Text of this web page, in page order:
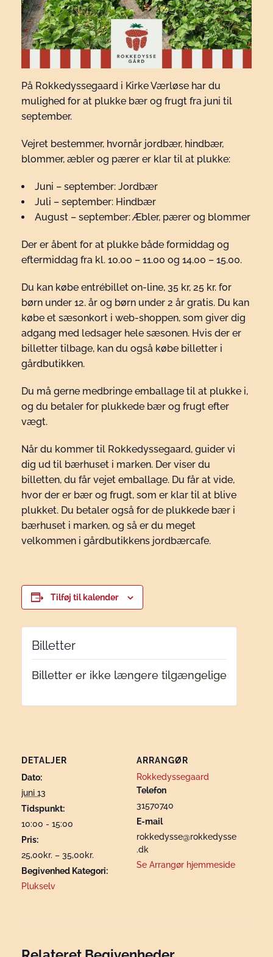
På Rokkedyssegaard i Kirke Værløse har du
mulighed for at plukke bær og frugt fra juni til
september.
Vejret bestemmer, hvornår jordbær, hindbær,
blommer, æbler og pærer er klar til at plukke:
Juni – september: Jordbær
Juli – september: Hindbær
August – september: Æbler, pærer og blommer
Der er åbent for at plukke både formiddag og
eftermiddag fra kl. 10.00 – 11.00 og 14.00 – 15.00.
Du kan købe entrébillet on-line, 35 kr, 25 kr. for
børn under 12. år og børn under 2 år gratis. Du kan
købe et sæsonkort i web-shoppen, som giver dig
adgang med ledsager hele sæsonen. Hvis der er
billetter tilbage, kan du også købe billetter i
gårdbutikken.
Du må gerne medbringe emballage til at plukke i,
og du betaler for plukkede bær og frugt efter
vægt.
Når du kommer til Rokkedyssegaard, guider vi
dig ud til bærhuset i marken. Der viser du
billetten, du får vejet emballage. Du får at vide,
hvor der er bær og frugt, som er klar til at blive
plukket. Du betaler også for de plukkede bær i
bærhuset i marken, og så er du meget
velkommen i gårdbutikkens jordbærcafe.
Tilføj til kalender
DETALJER
Dato:
juni 13
Tidspunkt:
10:00 - 15:00
Pris:
25,00kr. – 35,00kr.
Begivenhed Kategori:
Plukselv
ARRANGØR
Rokkedyssegaard
Telefon
31570740
E-mail
rokkedysse@rokkedysse
.dk
Se Arrangør hjemmeside
Billetter
Billetter er ikke længere tilgængelige